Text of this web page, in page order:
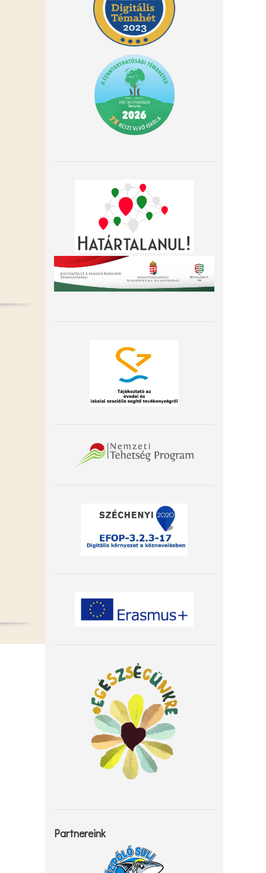
Partnereink